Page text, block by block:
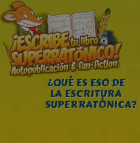
¿QUÉ ES ESO DE
LA ESCRITURA
SUPERRATÓNICA?